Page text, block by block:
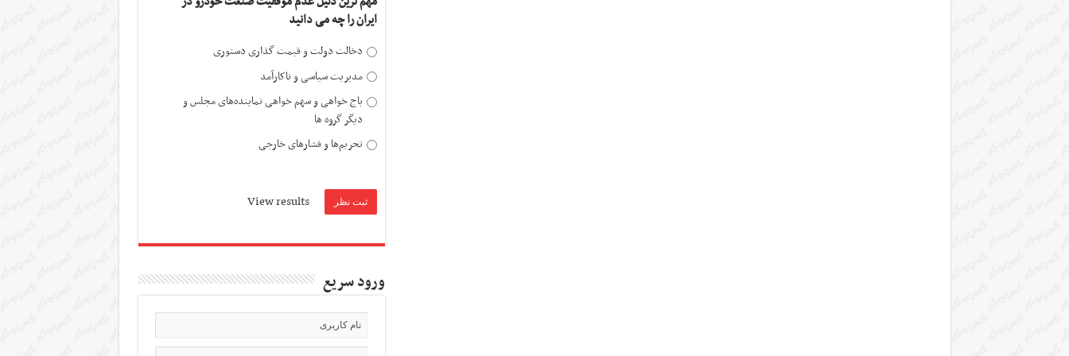
ایران را چه می دانید
دخالت دولت و قیمت گذاری دستوری
مدیریت سیاسی و ناکارآمد
باج خواهی و سهم خواهی نماینده‌های مجلس و
دیگر گروه ها
تحریم‌ها و فشارهای خارجی
View results
ورود سریع